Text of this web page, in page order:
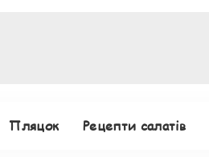
Пляцок Рецепти салатів